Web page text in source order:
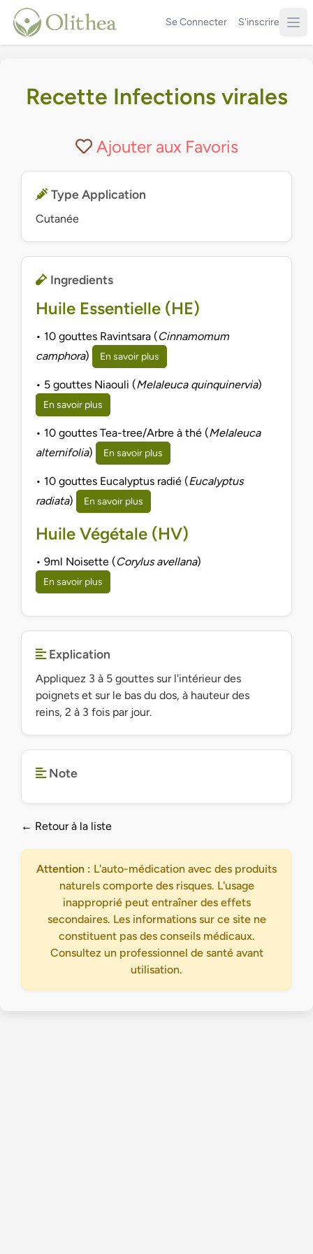
Se Connecter S'inscrire
Recette Infections virales
Ajouter aux Favoris
Type Application
Cutanée
Ingredients
Huile Essentielle (HE)
• 10 gouttes Ravintsara (Cinnamomum
camphora) En savoir plus
• 5 gouttes Niaouli (Melaleuca quinquinervia)
En savoir plus
• 10 gouttes Tea-tree/Arbre à thé (Melaleuca
alternifolia) En savoir plus
• 10 gouttes Eucalyptus radié (Eucalyptus
radiata) En savoir plus
Huile Végétale (HV)
• 9ml Noisette (Corylus avellana)
En savoir plus
Explication
Appliquez 3 à 5 gouttes sur l'intérieur des
poignets et sur le bas du dos, à hauteur des
reins, 2 à 3 fois par jour.
Note
← Retour à la liste
Attention : L'auto-médication avec des produits
naturels comporte des risques. L'usage
inapproprié peut entraîner des effets
secondaires. Les informations sur ce site ne
constituent pas des conseils médicaux.
Consultez un professionnel de santé avant
utilisation.